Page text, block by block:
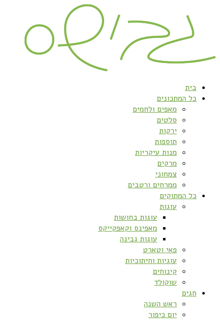
בית
כל המתכונים
מאפים ולחמים
סלטים
ירקות
תוספות
מנות עיקריות
מרקים
צמחוני
ממרחים ורטבים
כל המתוקים
עוגות
עוגות בחושות
מאפינס וקאפקייקס
עוגות גבינה
פאי וטארט
עוגיות וחיתוכיות
קינוחים
שוקולד
חגים
ראש השנה
יום כיפור